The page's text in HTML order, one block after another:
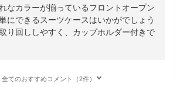
なカラーが揃っているフロントオープン
にできるスーツケースはいかがでしょう
り回ししやすく、カップホルダー付きで
全てのおすすめコメント（2件）